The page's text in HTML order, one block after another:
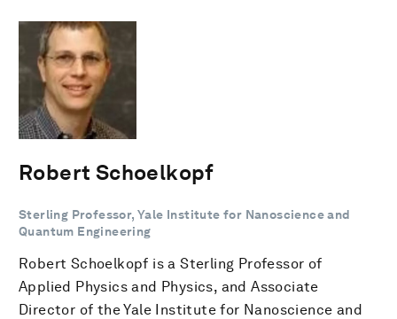
Robert Schoelkopf
Sterling Professor, Yale Institute for Nanoscience and
Quantum Engineering
Robert Schoelkopf is a Sterling Professor of
Applied Physics and Physics, and Associate
Director of the Yale Institute for Nanoscience and